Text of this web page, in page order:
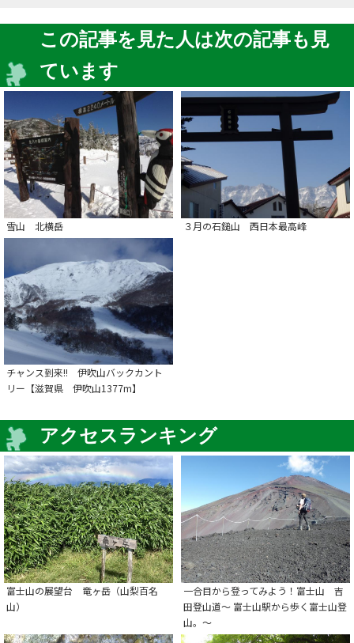
この記事を見た人は次の記事も見
ています
雪山 北横岳 ３月の石鎚山 西日本最高峰
チャンス到来!! 伊吹山バックカント
リー【滋賀県 伊吹山1377m】
アクセスランキング
富士山の展望台 竜ヶ岳（山梨百名
山）
一合目から登ってみよう！富士山 吉
田登山道～ 富士山駅から歩く富士山登
山。～